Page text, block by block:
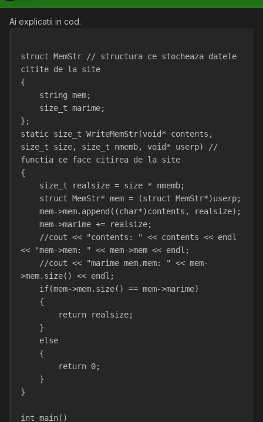
Ai explicatii in cod.
struct MemStr // structura ce stocheaza datele
citite de la site
{
    string mem;
    size_t marime;
};
static size_t WriteMemStr(void* contents,
size_t size, size_t nmemb, void* userp) //
functia ce face citirea de la site
{
    size_t realsize = size * nmemb;
    struct MemStr* mem = (struct MemStr*)userp;
    mem->mem.append((char*)contents, realsize);
    mem->marime += realsize;
<< "mem->mem: " << mem->mem << endl;
>mem.size() << endl;
    if(mem->mem.size() == mem->marime)
    {
        return realsize;
    }
    else
    {
        return 0;
    }
}
int main()